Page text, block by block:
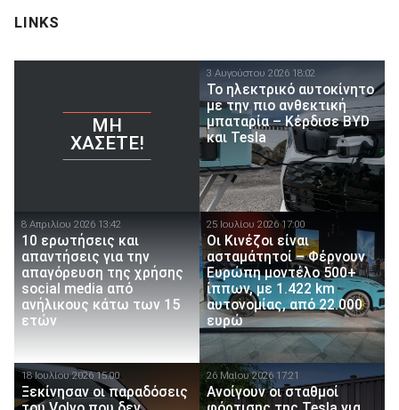
LINKS
ΜΗ
ΧΆΣΕΤΕ!
3 Αυγούστου 2026 18:02
Το ηλεκτρικό αυτοκίνητο
με την πιο ανθεκτική
μπαταρία – Κέρδισε BYD
και Tesla
8 Απριλίου 2026 13:42
10 ερωτήσεις και
απαντήσεις για την
απαγόρευση της χρήσης
social media από
ανήλικους κάτω των 15
ετών
25 Ιουλίου 2026 17:00
Οι Κινέζοι είναι
ασταμάτητοί – Φέρνουν
Ευρώπη μοντέλο 500+
ίππων, με 1.422 km
αυτονομίας, από 22.000
ευρώ
18 Ιουλίου 2026 15:00
Ξεκίνησαν οι παραδόσεις
26 Μαίου 2026 17:21
Ανοίγουν οι σταθμοί